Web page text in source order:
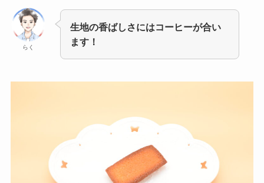
らく
生地の香ばしさにはコーヒーが合い
ます！